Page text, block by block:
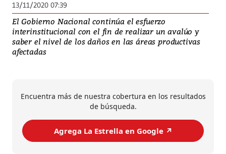
13/11/2020 07:39
El Gobierno Nacional continúa el esfuerzo
interinstitucional con el fin de realizar un avalúo y
saber el nivel de los daños en las áreas productivas
afectadas
Encuentra más de nuestra cobertura en los resultados
de búsqueda.
Agrega La Estrella en Google ↗️